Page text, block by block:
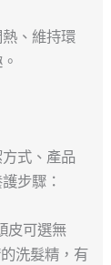
、維持環
式、產品
步驟：
皮可選無
洗髮精，有